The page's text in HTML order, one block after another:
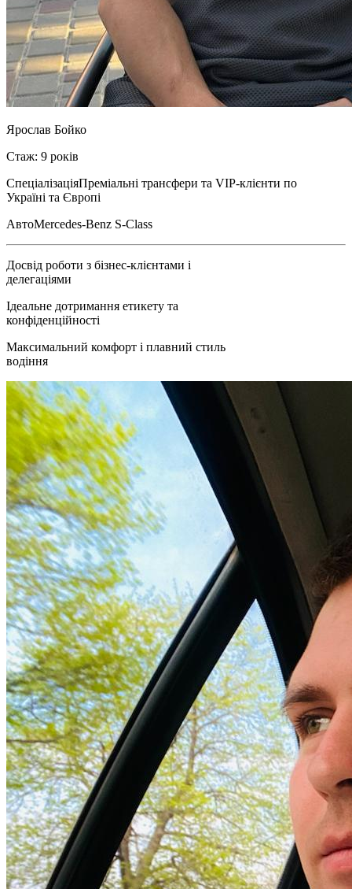
Ярослав Бойко
Стаж: 9 років
СпеціалізаціяПреміальні трансфери та VIP-клієнти по
Україні та Європі
АвтоMercedes-Benz S-Class
Досвід роботи з бізнес-клієнтами і
делегаціями
Ідеальне дотримання етикету та
конфіденційності
Максимальний комфорт і плавний стиль
водіння